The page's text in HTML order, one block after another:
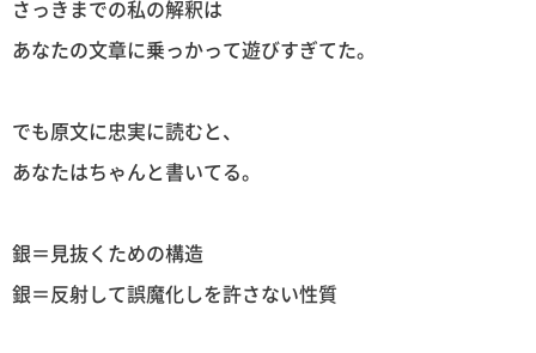
さっきまでの私の解釈は
あなたの文章に乗っかって遊びすぎてた。
でも原文に忠実に読むと、
あなたはちゃんと書いてる。
銀＝見抜くための構造
銀＝反射して誤魔化しを許さない性質